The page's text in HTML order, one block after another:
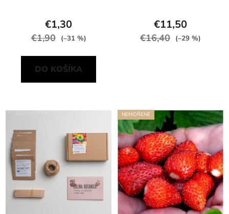
€1,30
€1,90 (–31 %)
DO KOŠÍKA
€11,50
€16,40 (–29 %)
NEMOŘENÉ